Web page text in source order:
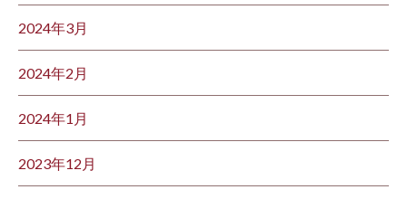
2024年3月
2024年2月
2024年1月
2023年12月